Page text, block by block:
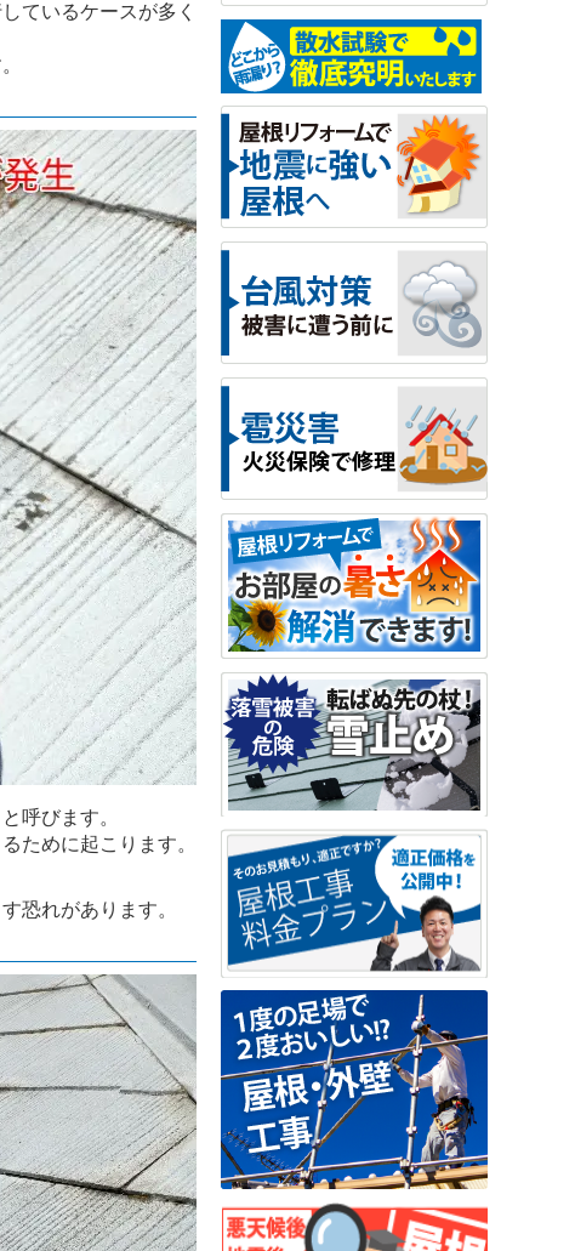
ているケースが多く
呼びます。
ために起こります。
恐れがあります。